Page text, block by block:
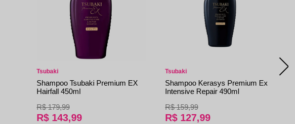
Tsubaki
Shampoo Tsubaki Premium EX
Hairfall 450ml
R$ 179,99
R$ 143,99
Tsubaki
Shampoo Kerasys Premium Ex
Intensive Repair 490ml
R$ 159,99
R$ 127,99